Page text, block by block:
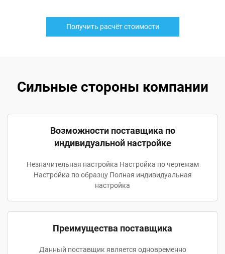
Получить расчёт стоимости
Сильные стороны компании
Возможности поставщика по
индивидуальной настройке
Незначительная настройка Настройка по чертежам
Настройка по образцу Полная индивидуальная
настройка
Преимущества поставщика
Данный поставщик является одновременно